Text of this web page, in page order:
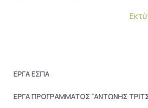
ΕΡΓΑ ΕΣΠΑ
ΕΡΓΑ ΠΡΟΓΡΑΜΜΑΤΟΣ “ΑΝΤΩΝΗΣ